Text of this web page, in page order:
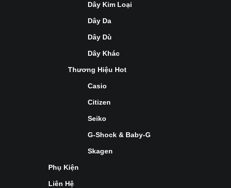
Dây Kim Loại
Dây Da
Dây Dù
Dây Khác
Thương Hiệu Hot
Casio
Citizen
Seiko
G-Shock & Baby-G
Skagen
Phụ Kiện
Liên Hệ